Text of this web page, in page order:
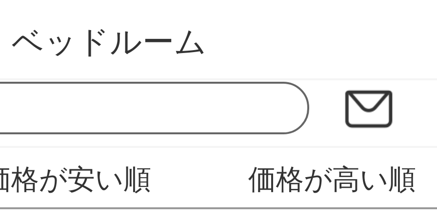
オーピー家具専門店
ベッドルーム
格が安い順 価格が高い順